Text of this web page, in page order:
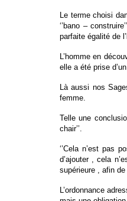
Le terme choisi
‘’bano –
parfaite égalité de
L’homme en
elle a été prise d’un
Là aussi nos
femme.
Telle une
chair’’.
‘’Cela n’est pas
d’ajouter , cela
supérieure , afin de
L’ordonnance